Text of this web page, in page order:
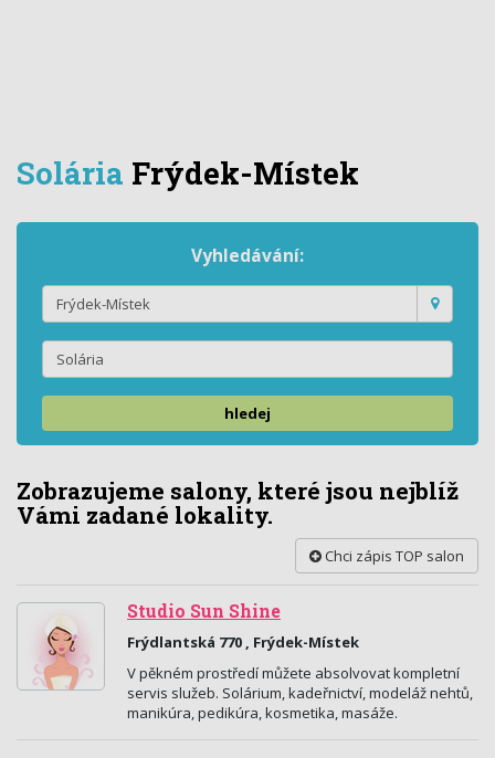
Solária Frýdek-Místek
Vyhledávání:
hledej
Zobrazujeme salony, které jsou nejblíž
Vámi zadané lokality.
Chci zápis TOP salon
Studio Sun Shine
Frýdlantská 770 , Frýdek-Místek
V pěkném prostředí můžete absolvovat kompletní
servis služeb. Solárium, kadeřnictví, modeláž nehtů,
manikúra, pedikúra, kosmetika, masáže.